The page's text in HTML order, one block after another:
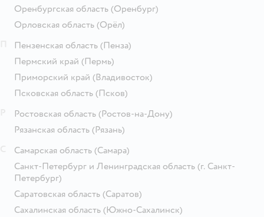
Оренбургская область (Оренбург)
Орловская область (Орёл)
Пензенская область (Пенза)
Пермский край (Пермь)
Приморский край (Владивосток)
Псковская область (Псков)
Ростовская область (Ростов-на-Дону)
Рязанская область (Рязань)
Самарская область (Самара)
Санкт-Петербург и Ленинградская область (г. Санкт-
Петербург)
Саратовская область (Саратов)
Сахалинская область (Южно-Сахалинск)